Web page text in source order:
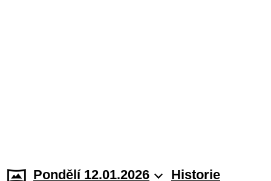
Pondělí 12.01.2026
Historie